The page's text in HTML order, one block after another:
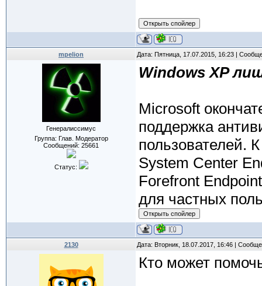
mpelion Дата: Пятница, 17.07.2015, 16:23 |
Генералиссимус
Группа: Глав. Модератор
Сообщений: 25661
Статус:
Windows XP
Microsoft
поддержка
пользователей.
System Center
Forefront
для частных
2130 Дата: Вторник, 18.07.2017, 16:46 |
Кто может